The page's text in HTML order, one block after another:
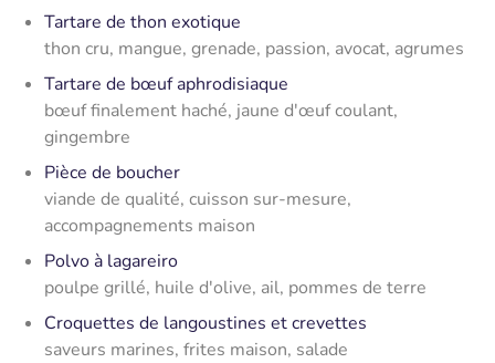
Tartare de thon exotique
thon cru, mangue, grenade, passion, avocat, agrumes
Tartare de bœuf aphrodisiaque
bœuf finalement haché, jaune d'œuf coulant,
gingembre
Pièce de boucher
viande de qualité, cuisson sur-mesure,
accompagnements maison
Polvo à lagareiro
poulpe grillé, huile d'olive, ail, pommes de terre
Croquettes de langoustines et crevettes
saveurs marines, frites maison, salade